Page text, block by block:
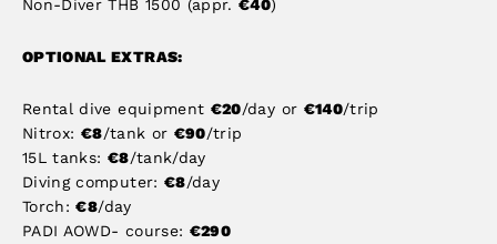
Non-Diver THB 1500 (appr.€40)
OPTIONAL EXTRAS:
Rental dive equipment €20/day or €140/trip
Nitrox: €8/tank or €90/trip
15L tanks: €8/tank/day
Diving computer: €8/day
Torch:€8/day
PADI AOWD- course: €290